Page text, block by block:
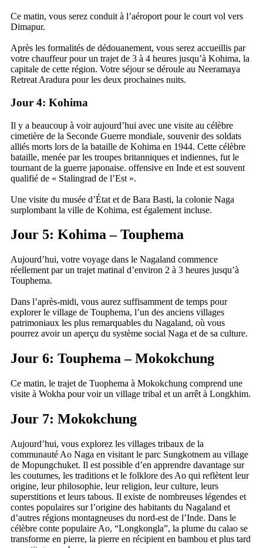
Ce matin, vous serez conduit à l’aéroport pour le court vol vers
Dimapur.
Après les formalités de dédouanement, vous serez accueillis par
votre chauffeur pour un trajet de 3 à 4 heures jusqu’à Kohima, la
capitale de cette région. Votre séjour se déroule au Neeramaya
Retreat Aradura pour les deux prochaines nuits.
Jour 4: Kohima
Il y a beaucoup à voir aujourd’hui avec une visite au célèbre
cimetière de la Seconde Guerre mondiale, souvenir des soldats
alliés morts lors de la bataille de Kohima en 1944. Cette célèbre
bataille, menée par les troupes britanniques et indiennes, fut le
tournant de la guerre japonaise. offensive en Inde et est souvent
qualifié de « Stalingrad de l’Est ».
Une visite du musée d’État et de Bara Basti, la colonie Naga
surplombant la ville de Kohima, est également incluse.
Jour 5: Kohima – Touphema
Aujourd’hui, votre voyage dans le Nagaland commence
réellement par un trajet matinal d’environ 2 à 3 heures jusqu’à
Touphema.
Dans l’après-midi, vous aurez suffisamment de temps pour
explorer le village de Touphema, l’un des anciens villages
patrimoniaux les plus remarquables du Nagaland, où vous
pourrez avoir un aperçu du système social Naga et de sa culture.
Jour 6: Touphema – Mokokchung
Ce matin, le trajet de Tuophema à Mokokchung comprend une
visite à Wokha pour voir un village tribal et un arrêt à Longkhim.
Jour 7: Mokokchung
Aujourd’hui, vous explorez les villages tribaux de la
communauté Ao Naga en visitant le parc Sungkotnem au village
de Mopungchuket. Il est possible d’en apprendre davantage sur
les coutumes, les traditions et le folklore des Ao qui reflètent leur
origine, leur philosophie, leur religion, leur culture, leurs
superstitions et leurs tabous. Il existe de nombreuses légendes et
contes populaires sur l’origine des habitants du Nagaland et
d’autres régions montagneuses du nord-est de l’Inde. Dans le
célèbre conte populaire Ao, “Longkongla”, la plume du calao se
transforme en pierre, la pierre en récipient en bambou et plus tard